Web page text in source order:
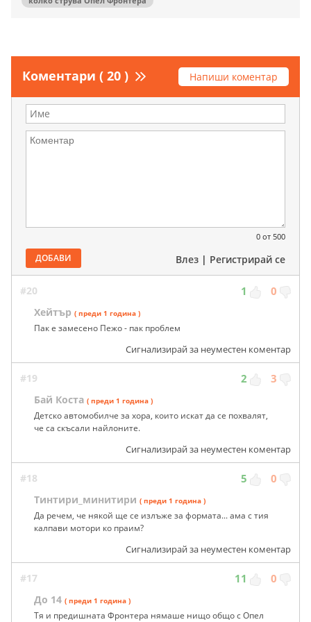
Коментари ( 20 ) Напиши коментар
0 от 500
ДОБАВИ Влез | Регистрирай се
#20 1 0
Хейтър ( преди 1 година )
Пак е замесено Пежо - пак проблем
Сигнализирай за неуместен коментар
#19 2 3
Бай Коста ( преди 1 година )
Детско автомобилче за хора, които искат да се похвалят,
че са скъсали найлоните.
Сигнализирай за неуместен коментар
#18 5 0
Тинтири_минитири ( преди 1 година )
Да речем, че някой ще се излъже за формата... ама с тия
калпави мотори ко праим?
Сигнализирай за неуместен коментар
#17 11 0
До 14 ( преди 1 година )
Тя и предишната Фронтера нямаше нищо общо с Опел